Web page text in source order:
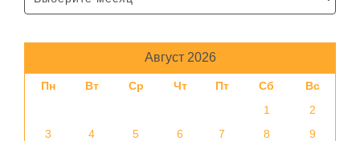
Август 2026
Пн Вт Ср Чт Пт Сб
Вс
1
2
3
4 5 6 7 8
9